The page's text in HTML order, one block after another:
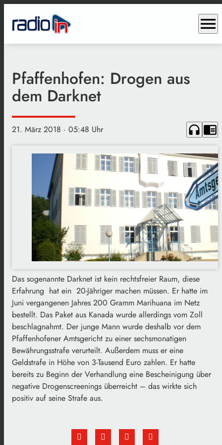
menu
Pfaffenhofen: Drogen aus
dem Darknet
21. März 2018 · 05:48 Uhr headphones chrome_reader_mode
Das sogenannte Darknet ist kein rechtsfreier Raum, diese
Erfahrung hat ein 20-Jähriger machen müssen. Er hatte im
Juni vergangenen Jahres 200 Gramm Marihuana im Netz
bestellt. Das Paket aus Kanada wurde allerdings vom Zoll
beschlagnahmt. Der junge Mann wurde deshalb vor dem
Pfaffenhofener Amtsgericht zu einer sechsmonatigen
Bewährungsstrafe verurteilt. Außerdem muss er eine
Geldstrafe in Höhe von 3-Tausend Euro zahlen. Er hatte
bereits zu Beginn der Verhandlung eine Bescheinigung über
negative Drogenscreenings überreicht – das wirkte sich
positiv auf seine Strafe aus.